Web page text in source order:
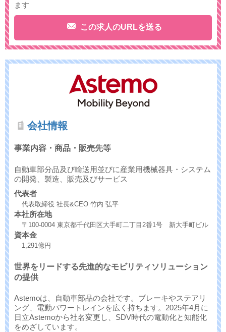
ます
この求人のURLを送る
会社情報
事業内容・商品・販売先等
自動車部分品及び輸送用並びに産業用機械器具・システム
の開発、製造、販売及びサービス
代表者
代表取締役 社長&CEO 竹内 弘平
本社所在地
〒100-0004 東京都千代田区大手町二丁目2番1号 新大手町ビル
資本金
1,291億円
世界をリードする先進的なモビリティソリューション
の提供
Astemoは、自動車部品の会社です。ブレーキやステアリ
ング、電動パワートレインを広く持ちます。2025年4月に
日立Astemoから社名変更し、SDV時代の電動化と知能化
をめざしています。